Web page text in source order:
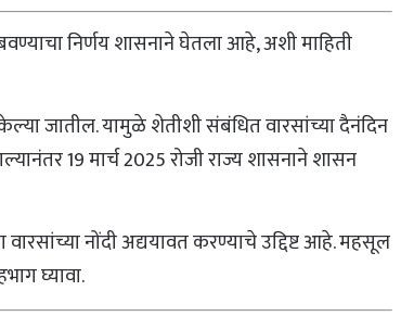
निर्णय शासनाने घेतला आहे, अशी माहिती
जातील. यामुळे शेतीशी संबंधित वारसांच्या दैनंदिन
19 मार्च 2025 रोजी राज्य शासनाने शासन
नोंदी अद्ययावत करण्याचे उद्दिष्ट आहे. महसूल
घ्यावा.